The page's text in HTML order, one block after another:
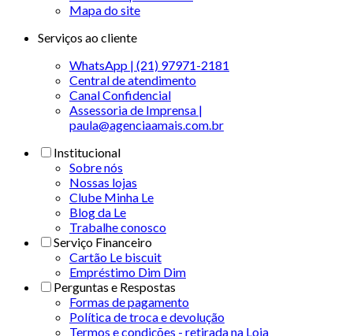
Mapa do site
Serviços ao cliente
WhatsApp | (21) 97971-2181
Central de atendimento
Canal Confidencial
Assessoria de Imprensa |
paula@agenciaamais.com.br
Institucional
Sobre nós
Nossas lojas
Clube Minha Le
Blog da Le
Trabalhe conosco
Serviço Financeiro
Cartão Le biscuit
Empréstimo Dim Dim
Perguntas e Respostas
Formas de pagamento
Política de troca e devolução
Termos e condições - retirada na Loja